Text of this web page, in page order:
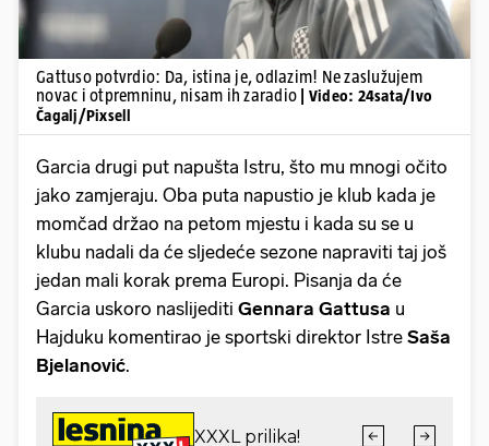
Gattuso potvrdio: Da, istina je, odlazim! Ne zaslužujem
novac i otpremninu, nisam ih zaradio
| Video: 24sata/Ivo
Čagalj/Pixsell
Garcia drugi put napušta Istru, što mu mnogi očito
jako zamjeraju. Oba puta napustio je klub kada je
momčad držao na petom mjestu i kada su se u
klubu nadali da će sljedeće sezone napraviti taj još
jedan mali korak prema Europi. Pisanja da će
Garcia uskoro naslijediti Gennara Gattusa u
Hajduku komentirao je sportski direktor Istre Saša
Bjelanović.